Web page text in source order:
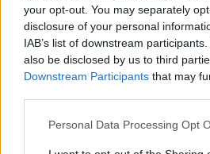
your opt-out. You may separately
disclosure of your personal
IAB’s list of downstream
also be disclosed by us to third
Downstream Participants that may
Please note that this website/app
Personal Data Processing Opt
Ce fait soulève des interrogations
X à fournir une information
consentement éclairé de ses
leurs données, des points clés
Européenne. Beaucoup